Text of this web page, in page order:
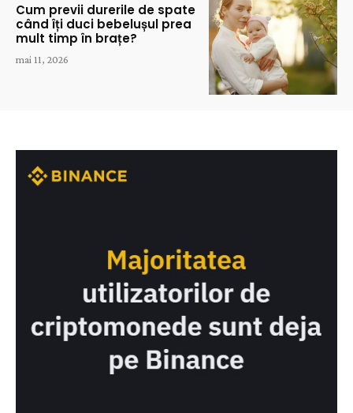
Cum previi durerile de spate
când îți duci bebelușul prea
mult timp în brațe?
mai 11, 2026